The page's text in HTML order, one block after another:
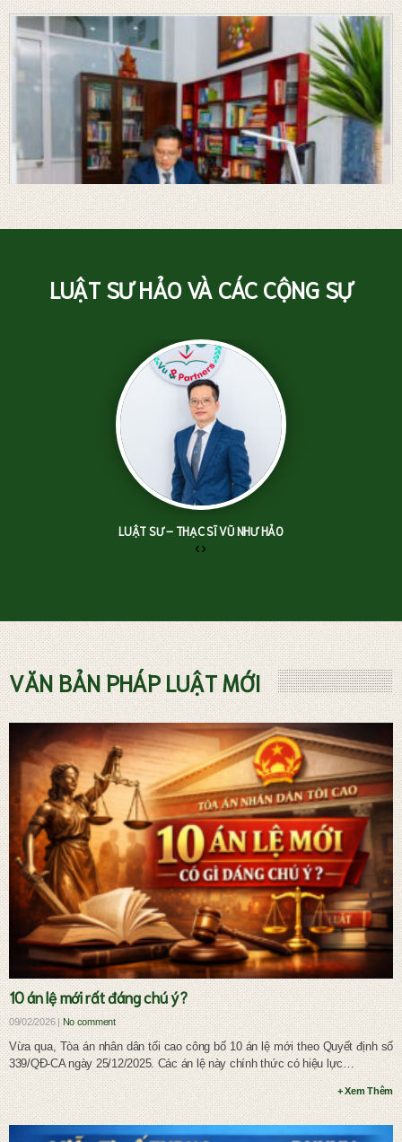
Luật sư riêng – Tư vấn pháp luật thường xuyên
Ly hôn và chia tài sản chung
LUẬT SƯ HẢO VÀ CÁC CỘNG SỰ
LUẬT SƯ – THẠC SĨ VŨ NHƯ HẢO
‹›
VĂN BẢN PHÁP LUẬT MỚI
10 án lệ mới rất đáng chú ý?
09/02/2026 | No comment
Vừa qua, Tòa án nhân dân tối cao công bố 10 án lệ mới theo Quyết định số
339/QĐ-CA ngày 25/12/2025. Các án lệ này chính thức có hiệu lực…
+ Xem Thêm